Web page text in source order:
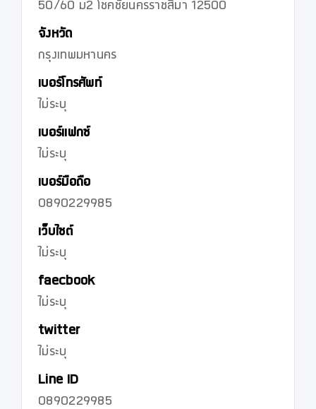
50/60 ม2 โชคชัยนครราชสีมา 12500
จังหวัด
กรุงเทพมหานคร
เบอร์โทรศัพท์
ไม่ระบุ
เบอร์แฟกซ์
ไม่ระบุ
เบอร์มือถือ
0890229985
เว็บไซต์
ไม่ระบุ
faecbook
ไม่ระบุ
twitter
ไม่ระบุ
Line ID
0890229985